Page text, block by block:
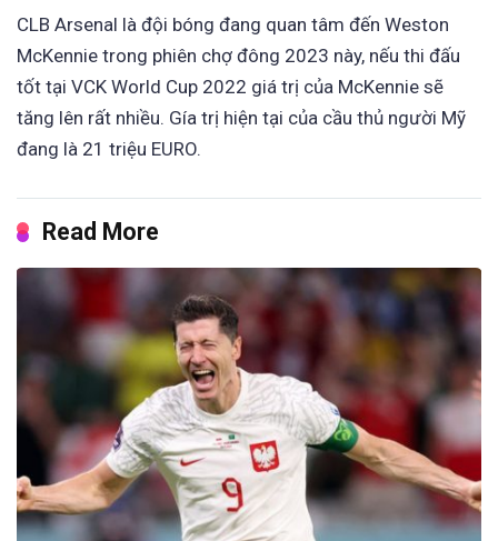
CLB Arsenal là đội bóng đang quan tâm đến Weston
McKennie trong phiên chợ đông 2023 này, nếu thi đấu
tốt tại VCK World Cup 2022 giá trị của McKennie sẽ
tăng lên rất nhiều. Gía trị hiện tại của cầu thủ người Mỹ
đang là 21 triệu EURO.
Read More